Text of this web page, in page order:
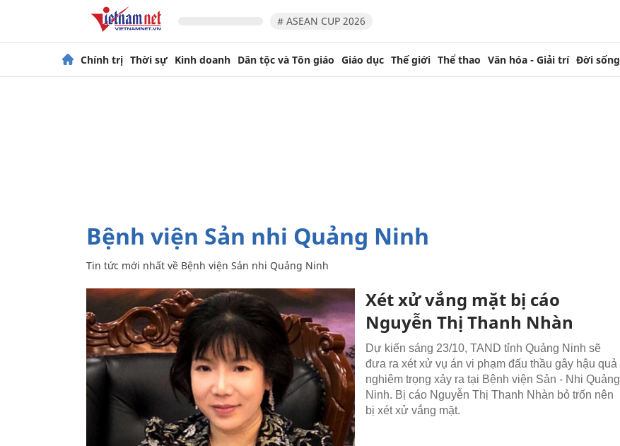
# ASEAN CUP 2026
Chính trị Thời sự Kinh doanh Dân tộc và Tôn giáo Giáo dục Thế giới Thể thao Văn hóa - Giải trí Đời sống
Bệnh viện Sản nhi Quảng Ninh
Tin tức mới nhất về Bệnh viện Sản nhi Quảng Ninh
Xét xử vắng mặt bị cáo
Nguyễn Thị Thanh Nhàn
Dự kiến sáng 23/10, TAND tỉnh Quảng Ninh sẽ
đưa ra xét xử vụ án vi phạm đấu thầu gây hậu quả
nghiêm trọng xảy ra tại Bệnh viện Sản - Nhi Quảng
Ninh. Bị cáo Nguyễn Thị Thanh Nhàn bỏ trốn nên
bị xét xử vắng mặt.